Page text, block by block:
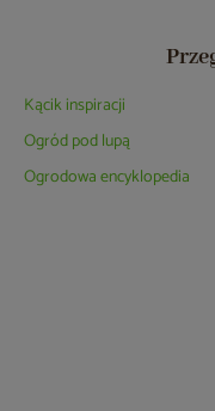
Kącik inspiracji
Ogród pod lupą
Ogrodowa encyklopedia